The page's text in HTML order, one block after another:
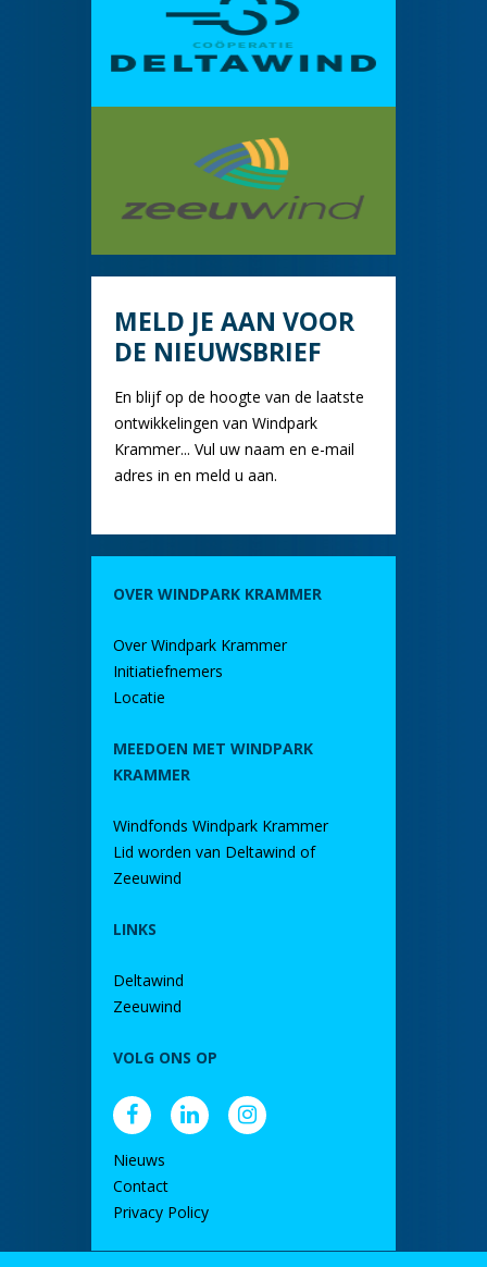
MELD JE AAN VOOR
DE NIEUWSBRIEF
En blijf op de hoogte van de laatste
ontwikkelingen van Windpark
Krammer... Vul uw naam en e-mail
adres in en meld u aan.
OVER WINDPARK KRAMMER
Over Windpark Krammer
Initiatiefnemers
Locatie
MEEDOEN MET WINDPARK
KRAMMER
Windfonds Windpark Krammer
Lid worden van Deltawind of
Zeeuwind
LINKS
Deltawind
Zeeuwind
VOLG ONS OP
Nieuws
Contact
Privacy Policy